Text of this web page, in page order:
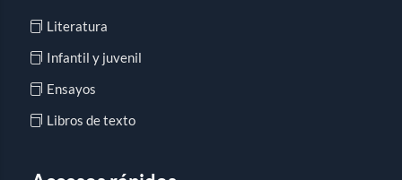
Literatura
Infantil y juvenil
Ensayos
Libros de texto